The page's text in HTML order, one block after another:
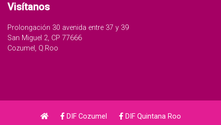
Visítanos
Prolongación 30 avenida entre 37 y 39
San Miguel 2, CP 77666
Cozumel, Q.Roo
DIF Cozumel DIF Quintana Roo